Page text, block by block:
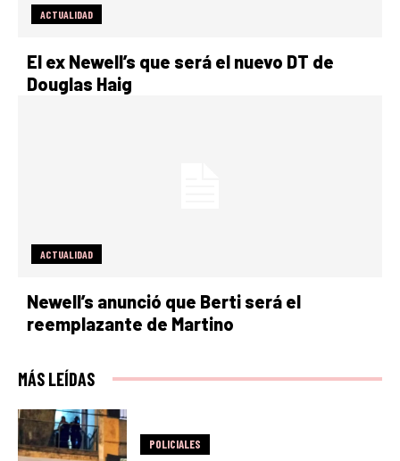
ACTUALIDAD
El ex Newell’s que será el nuevo DT de
Douglas Haig
ACTUALIDAD
Newell’s anunció que Berti será el
reemplazante de Martino
MÁS LEÍDAS
POLICIALES